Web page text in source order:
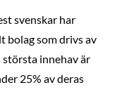
svenskar har
bolag som drivs av
innehav är
25% av deras